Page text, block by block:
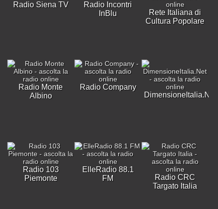
Radio Siena TV
Radio Incontri
InBlu
Rete Italiana di
Cultura Popolare
Radio Monte
Albino
Radio Company
DimensioneItalia.Net
Radio 103
Piemonte
ElleRadio 88.1
FM
Radio CRC
Targato Italia